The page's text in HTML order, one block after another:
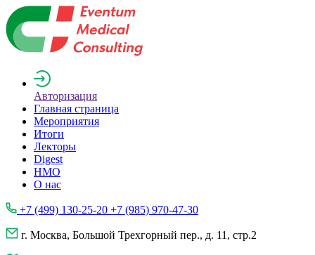
Авторизация
Главная страница
Мероприятия
Итоги
Лекторы
Digest
НМО
О нас
+7 (499) 130-25-20 +7 (985) 970-47-30
г. Москва, Большой Трехгорный пер., д. 11, стр.2